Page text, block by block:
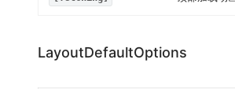
LayoutDefaultOptions